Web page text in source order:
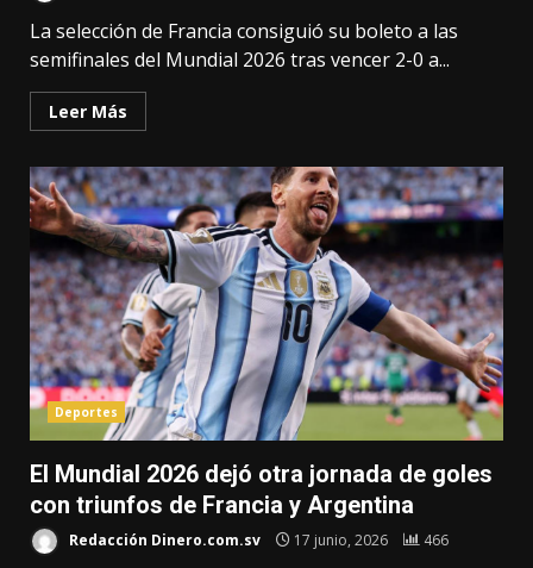
La selección de Francia consiguió su boleto a las
semifinales del Mundial 2026 tras vencer 2-0 a...
Leer Más
Deportes
El Mundial 2026 dejó otra jornada de goles
con triunfos de Francia y Argentina
Redacción Dinero.com.sv 17 junio, 2026 466